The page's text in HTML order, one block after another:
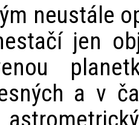
neustále
jen
a v